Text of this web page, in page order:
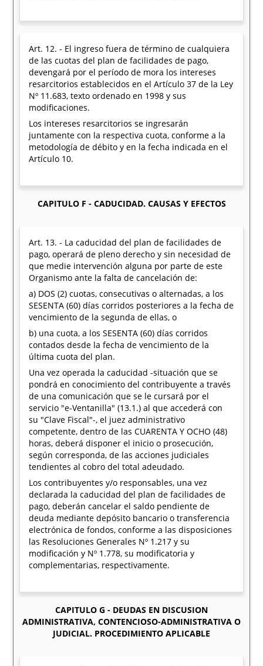
Art. 12. - El ingreso fuera de término de cualquiera
de las cuotas del plan de facilidades de pago,
devengará por el período de mora los intereses
resarcitorios establecidos en el Artículo 37 de la Ley
Nº 11.683, texto ordenado en 1998 y sus
modificaciones.
Los intereses resarcitorios se ingresarán
juntamente con la respectiva cuota, conforme a la
metodología de débito y en la fecha indicada en el
Artículo 10.
CAPITULO F - CADUCIDAD. CAUSAS Y EFECTOS
Art. 13. - La caducidad del plan de facilidades de
pago, operará de pleno derecho y sin necesidad de
que medie intervención alguna por parte de este
Organismo ante la falta de cancelación de:
a) DOS (2) cuotas, consecutivas o alternadas, a los
SESENTA (60) días corridos posteriores a la fecha de
vencimiento de la segunda de ellas, o
b) una cuota, a los SESENTA (60) días corridos
contados desde la fecha de vencimiento de la
última cuota del plan.
Una vez operada la caducidad -situación que se
pondrá en conocimiento del contribuyente a través
de una comunicación que se le cursará por el
servicio "e-Ventanilla" (13.1.) al que accederá con
su "Clave Fiscal"-, el juez administrativo
competente, dentro de las CUARENTA Y OCHO (48)
horas, deberá disponer el inicio o prosecución,
según corresponda, de las acciones judiciales
tendientes al cobro del total adeudado.
Los contribuyentes y/o responsables, una vez
declarada la caducidad del plan de facilidades de
pago, deberán cancelar el saldo pendiente de
deuda mediante depósito bancario o transferencia
electrónica de fondos, conforme a las disposiciones
las Resoluciones Generales Nº 1.217 y su
modificación y Nº 1.778, su modificatoria y
complementarias, respectivamente.
CAPITULO G - DEUDAS EN DISCUSION
ADMINISTRATIVA, CONTENCIOSO-ADMINISTRATIVA O
JUDICIAL. PROCEDIMIENTO APLICABLE